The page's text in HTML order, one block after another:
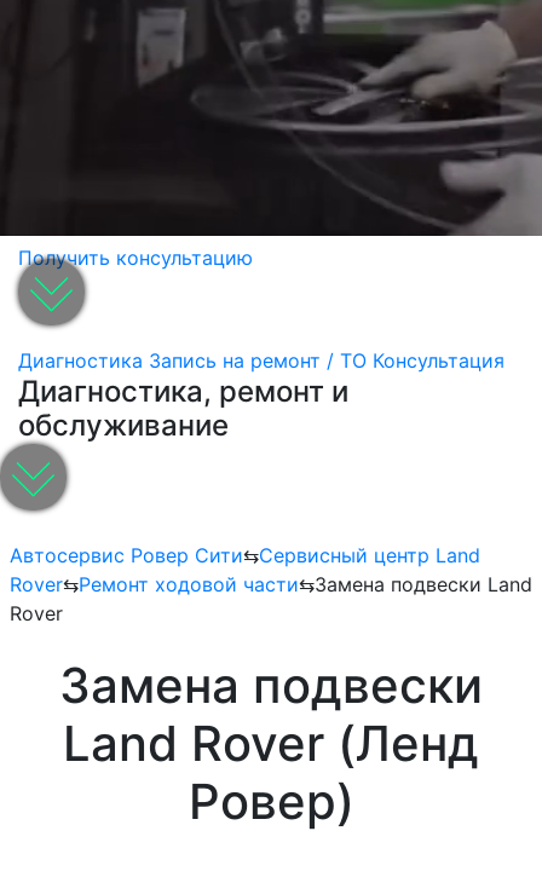
Получить консультацию
Диагностика Запись на ремонт / ТО Консультация
Диагностика, ремонт и
обслуживание
Автосервис Ровер Сити⇆Сервисный центр Land
Rover⇆Ремонт ходовой части⇆Замена подвески Land
Rover
Замена подвески
Land Rover (Ленд
Ровер)